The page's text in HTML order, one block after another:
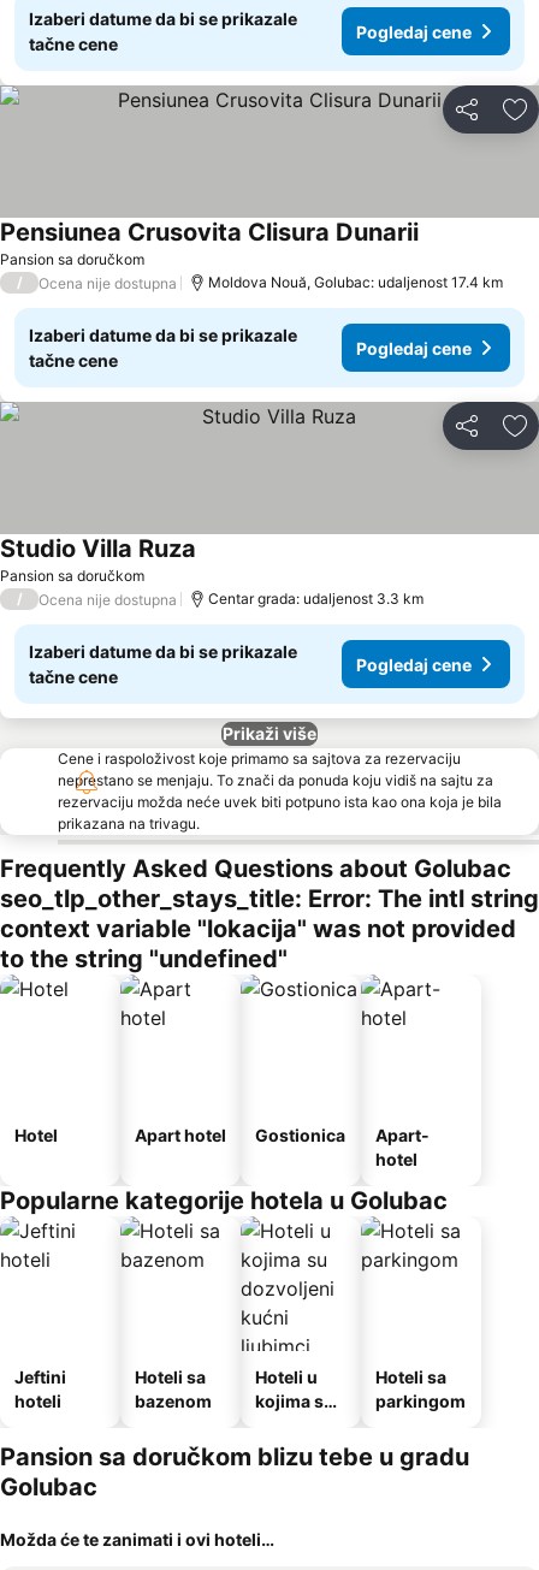
Izaberi datume da bi se prikazale
tačne cene
Pogledaj cene
Deli
Pansion sa doručkom
Pensiunea Crusovita Clisura Dunarii
/ Ocena nije dostupna Moldova Nouă, Golubac: udaljenost 17.4 km
Izaberi datume da bi se prikazale
tačne cene
Pogledaj cene
Deli
Pansion sa doručkom
Studio Villa Ruza
/ Ocena nije dostupna Centar grada: udaljenost 3.3 km
Izaberi datume da bi se prikazale
tačne cene
Pogledaj cene
Prikaži više
Cene i raspoloživost koje primamo sa sajtova za rezervaciju
neprestano se menjaju. To znači da ponuda koju vidiš na sajtu za
rezervaciju možda neće uvek biti potpuno ista kao ona koja je bila
prikazana na trivagu.
Frequently Asked Questions about Golubac
seo_tlp_other_stays_title: Error: The intl string
context variable "lokacija" was not provided
to the string "undefined"
Hotel Apart hotel Gostionica
Apart-
hotel
Popularne kategorije hotela u Golubac
Jeftini
hoteli
Hoteli sa
bazenom
Hoteli u
kojima su
kućni
ljubimci
Hoteli sa
parkingom
Pansion sa doručkom blizu tebe u gradu
Golubac
Možda će te zanimati i ovi hoteli…